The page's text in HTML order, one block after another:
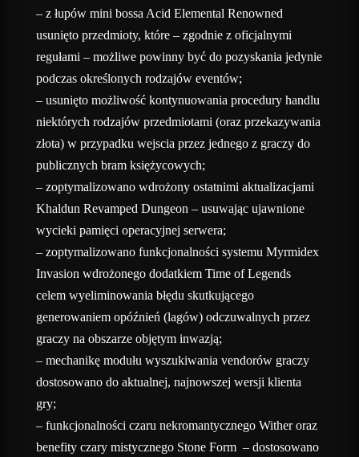
– z łupów mini bossa Acid Elemental Renowned
usunięto przedmioty, które – zgodnie z oficjalnymi
regułami – możliwe powinny być do pozyskania jedynie
podczas określonych rodzajów eventów;
– usunięto możliwość kontynuowania procedury handlu
niektórych rodzajów przedmiotami (oraz przekazywania
złota) w przypadku wejscia przez jednego z graczy do
publicznych bram księżycowych;
– zoptymalizowano wdrożony ostatnimi aktualizacjami
Khaldun Revamped Dungeon – usuwając ujawnione
wycieki pamięci operacyjnej serwera;
– zoptymalizowano funkcjonalności systemu Myrmidex
Invasion wdrożonego dodatkiem Time of Legends
celem wyeliminowania błędu skutkującego
generowaniem opóźnień (lagów) odczuwalnych przez
graczy na obszarze objętym inwazją;
– mechanikę modułu wyszukiwania vendorów graczy
dostosowano do aktualnej, najnowszej wersji klienta
gry;
– funkcjonalności czaru nekromantycznego Wither oraz
benefity czary mistycznego Stone Form – dostosowano